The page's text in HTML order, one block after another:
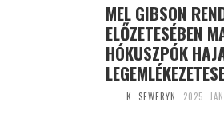
MEL GIBSON
ELŐZETESÉBEN
HÓKUSZPÓK
K. SEWERYN 2025.